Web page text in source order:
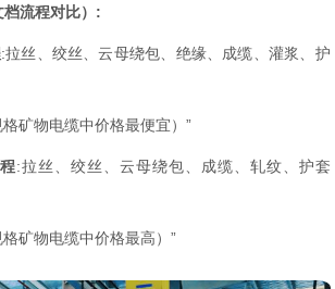
档流程对比）:
:拉丝、绞丝、云母绕包、绝缘、成缆、灌浆、护
格矿物电缆中价格最便宜）”
:拉丝、绞丝、云母绕包、成缆、轧纹、护套
格矿物电缆中价格最高）”